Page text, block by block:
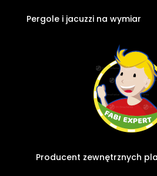
Pergole i jacuzzi na wymiar
Producent zewnętrznych